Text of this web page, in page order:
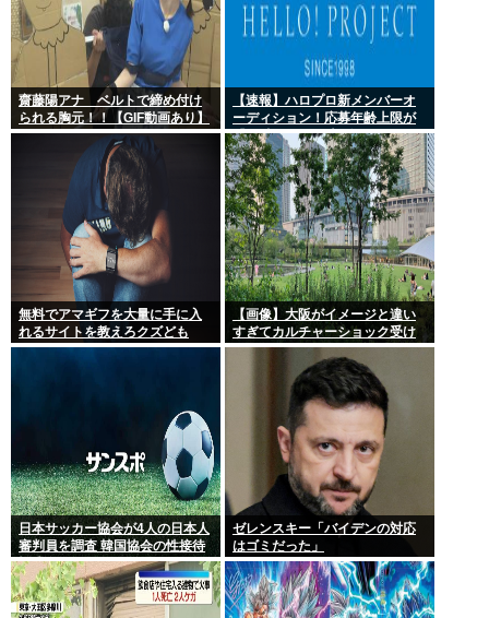
齋藤陽アナ ベルトで締め付け
られる胸元！！【GIF動画あり】
【速報】ハロプロ新メンバーオ
ーディション！応募年齢上限が
『22歳』に引き上げられる
無料でアマギフを大量に手に入
れるサイトを教えろクズども
【画像】大阪がイメージと違い
すぎてカルチャーショック受け
てる
日本サッカー協会が4人の日本人
審判員を調査 韓国協会の性接待
疑惑で
ゼレンスキー「バイデンの対応
はゴミだった」